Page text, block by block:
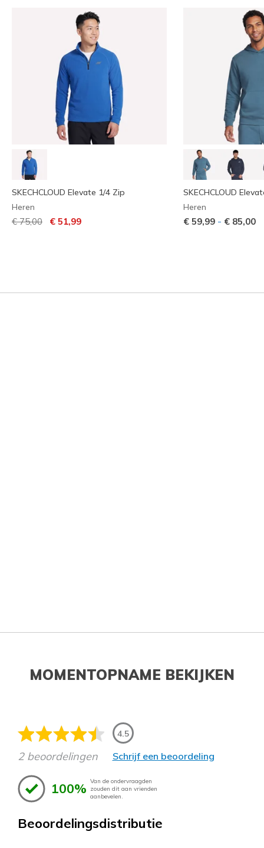
SKECHCLOUD Elevate 1/4 Zip
Heren
Prijs verlaagd van
€ 75,00 naar
€ 51,99
SKECHCLOUD
Heren
€ 59,99 - € 85,00
MOMENTOPNAME BEKIJKEN
4.5
2 beoordelingen Schrijf een beoordeling
100% Van de ondervraagden
zouden dit aan vrienden
aanbevelen.
Beoordelingsdistributie